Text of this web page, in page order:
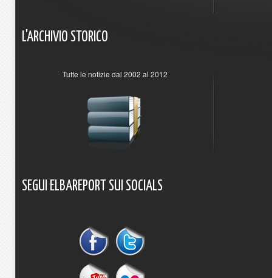
L'ARCHIVIO STORICO
Tutte le notizie dal 2002 al 2012
SEGUI ELBAREPORT SUI SOCIALS